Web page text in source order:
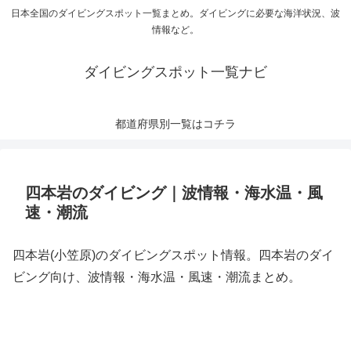
日本全国のダイビングスポット一覧まとめ。ダイビングに必要な海洋状況、波
情報など。
ダイビングスポット一覧ナビ
都道府県別一覧はコチラ
四本岩のダイビング｜波情報・海水温・風
速・潮流
四本岩(小笠原)のダイビングスポット情報。四本岩のダイ
ビング向け、波情報・海水温・風速・潮流まとめ。